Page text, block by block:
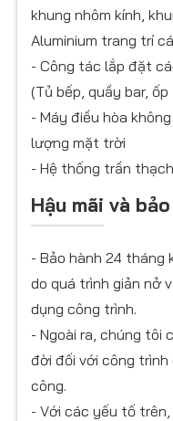
khung nhôm kính,
Aluminium trang trí
- Công tác lắp đặt
(Tủ bếp, quầy bar,
- Máy điều hòa
lượng mặt trời
- Hệ thống trần thạch
Hậu mãi và
- Bảo hành 24
do quá trình giản nở
dụng công trình.
- Ngoài ra, chúng tôi
đời đối với công trình
công.
- Với các yếu tố